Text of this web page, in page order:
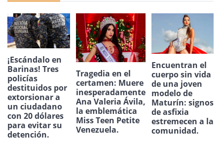
¡Escándalo en
Barinas! Tres
policías
destituidos por
extorsionar a
un ciudadano
con 20 dólares
para evitar su
detención.
Tragedia en el
certamen: Muere
inesperadamente
Ana Valeria Ávila,
la emblemática
Miss Teen Petite
Venezuela.
Encuentran el
cuerpo sin vida
de una joven
modelo de
Maturín: signos
de asfixia
estremecen a la
comunidad.